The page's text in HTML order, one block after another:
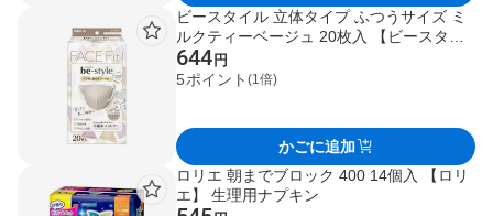
ビースタイル 立体タイプ ふつうサイズ ミ
ルクティーベージュ 20枚入 【ビースタイ
ル】 小さめマスク
644 円
5ポイント (1倍)
かごに追加
ロリエ 朝までブロック 400 14個入 【ロリ
エ】 生理用ナプキン